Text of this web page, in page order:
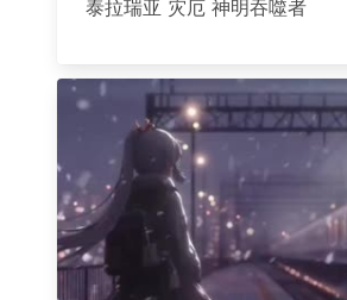
泰拉瑞亚 灾厄 神明吞噬者